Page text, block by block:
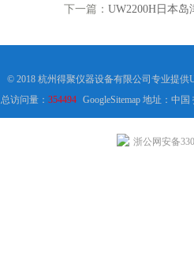
下一篇： UW2200H日本岛
© 2018 杭州得聚仪器设备有限公司专业提
总访问量：354494 GoogleSitemap地址：中国
浙公网安备